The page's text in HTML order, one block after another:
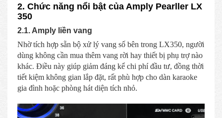
2. Chức năng nổi bật của Amply Pearller LX
350
2.1. Amply liền vang
Nhờ tích hợp sẵn bộ xử lý vang số bên trong LX350, người
dùng không cần mua thêm vang rời hay thiết bị phụ trợ nào
khác. Điều này giúp giảm đáng kể chi phí đầu tư, đồng thời
tiết kiệm không gian lắp đặt, rất phù hợp cho dàn karaoke
gia đình hoặc phòng hát diện tích nhỏ.